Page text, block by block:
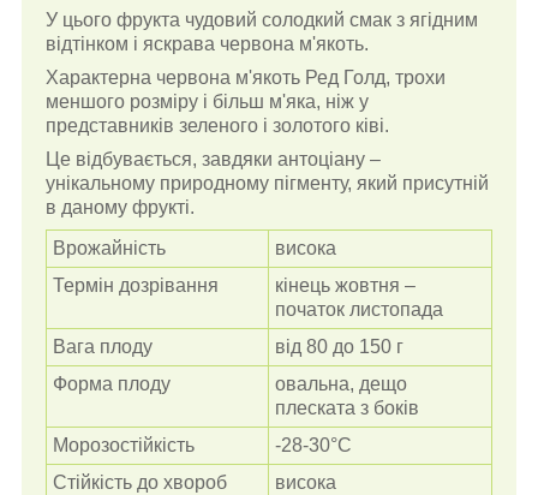
У цього фрукта чудовий солодкий смак з ягідним
відтінком і яскрава червона м'якоть.
Характерна червона м'якоть Ред Голд, трохи
меншого розміру і більш м'яка, ніж у
представників зеленого і золотого ківі.
Це відбувається, завдяки антоціану –
унікальному природному пігменту, який присутній
в даному фрукті.
Врожайність
висока
Термін дозрівання
кінець жовтня –
початок листопада
Вага плоду
від 80 до 150 г
Форма плоду
овальна, дещо
плеската з боків
Морозостійкість
-28-30°С
Стійкість до хвороб
висока